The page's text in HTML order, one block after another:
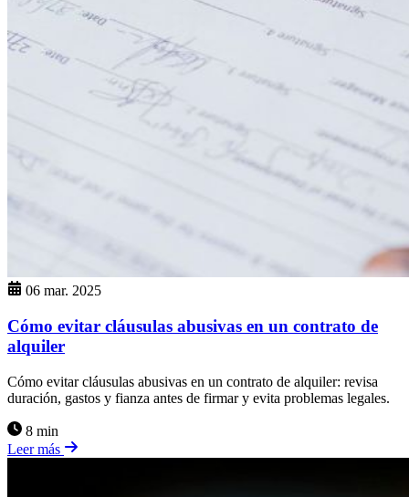
06 mar. 2025
Cómo evitar cláusulas abusivas en un contrato de
alquiler
Cómo evitar cláusulas abusivas en un contrato de alquiler: revisa
duración, gastos y fianza antes de firmar y evita problemas legales.
8 min
Leer más